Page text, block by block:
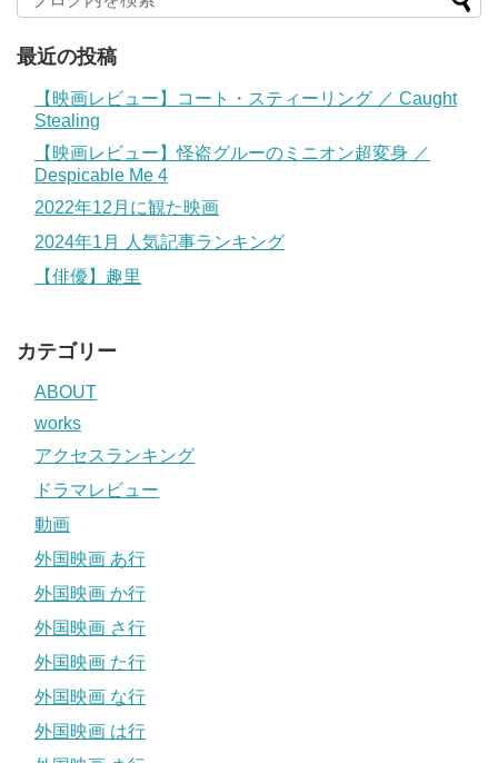
最近の投稿
【映画レビュー】コート・スティーリング ／ Caught
Stealing
【映画レビュー】怪盗グルーのミニオン超変身 ／
Despicable Me 4
2022年12月に観た映画
2024年1月 人気記事ランキング
【俳優】趣里
カテゴリー
ABOUT
works
アクセスランキング
ドラマレビュー
動画
外国映画 あ行
外国映画 か行
外国映画 さ行
外国映画 た行
外国映画 な行
外国映画 は行